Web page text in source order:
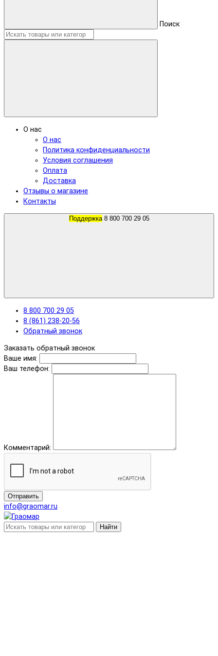
Поиск
О нас
О нас
Политика конфиденциальности
Условия соглашения
Оплата
Доставка
Отзывы о магазине
Контакты
Поддержка 8 800 700 29 05
8 800 700 29 05
8 (861) 238-20-56
Обратный звонок
Заказать обратный звонок
Ваше имя:
Ваш телефон:
Комментарий:
Отправить
info@graomar.ru
Найти